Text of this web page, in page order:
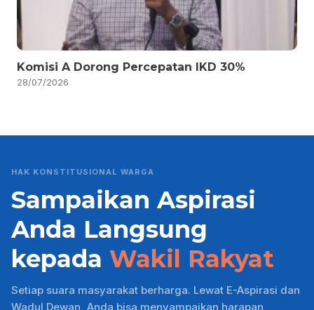
Komisi A Dorong Percepatan IKD 30%
28/07/2026
HAK KONSTITUSIONAL WARGA
Sampaikan Aspirasi
Anda Langsung
kepada Wakil Rakyat
Setiap suara masyarakat berharga. Lewat E-Aspirasi dan
Wadul Dewan, Anda bisa menyampaikan harapan,